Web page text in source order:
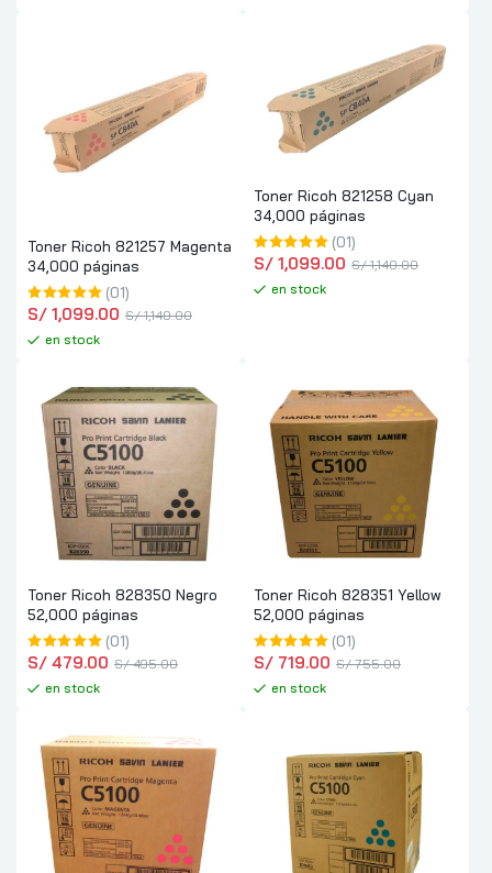
Toner Ricoh 821257 Magenta
34,000 páginas
(01)
S/ 1,140.00
S/ 1,099.00
en stock
Toner Ricoh 821258 Cyan
34,000 páginas
(01)
S/ 1,140.00
S/ 1,099.00
en stock
Toner Ricoh 828350 Negro
52,000 páginas
(01)
S/ 495.00
S/ 479.00
en stock
Toner Ricoh 828351 Yellow
52,000 páginas
(01)
S/ 755.00
S/ 719.00
en stock